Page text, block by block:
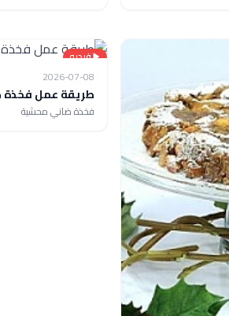
فيديو
2026-07-08
طريقة عمل
فخذة ضاني محشية